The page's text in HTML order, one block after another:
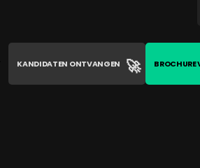
KANDIDATEN ONTVANGEN 🚀 BROCHURE